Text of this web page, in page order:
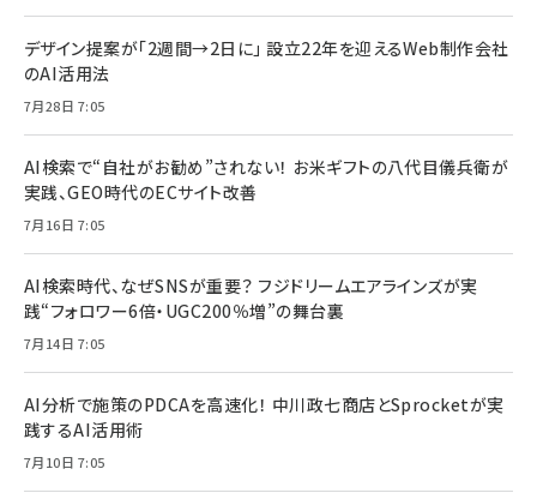
デザイン提案が「2週間→2日に」 設立22年を迎えるWeb制作会社
のAI活用法
7月28日 7:05
AI検索で“自社がお勧め”されない！ お米ギフトの八代目儀兵衛が
実践、GEO時代のECサイト改善
7月16日 7:05
AI検索時代、なぜSNSが重要？ フジドリームエアラインズが実
践“フォロワー6倍・UGC200％増”の舞台裏
7月14日 7:05
AI分析で施策のPDCAを高速化！ 中川政七商店とSprocketが実
践するAI活用術
7月10日 7:05